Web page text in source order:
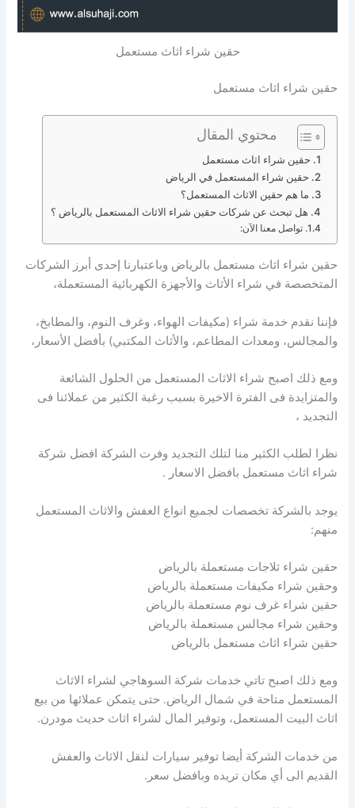
حقين شراء اثاث مستعمل
حقين شراء اثاث مستعمل
محتوي المقال
حقين شراء اثاث مستعمل
حقين شراء المستعمل في الرياض
ما هم حقين الاثاث المستعمل؟
هل تبحث عن شركات حقين شراء الاثاث المستعمل بالرياض ؟
تواصل معنا الآن:
حقين شراء اثاث مستعمل بالرياض وباعتبارنا إحدى أبرز الشركات
المتخصصة في شراء الأثاث والأجهزة الكهربائية المستعملة،
فإننا نقدم خدمة شراء (مكيفات الهواء، وغرف النوم، والمطابخ،
والمجالس، ومعدات المطاعم، والأثاث المكتبي) بأفضل الأسعار،
ومع ذلك اصبح شراء الاثاث المستعمل من الحلول الشائعة
والمتزايدة فى الفترة الاخيرة بسبب رغبة الكثير من عملائنا فى
التجديد ،
نظرا لطلب الكثير منا لتلك التجديد وفرت الشركة افضل شركة
شراء اثاث مستعمل بافضل الاسعار .
يوجد بالشركة تخصصات لجميع انواع العفش والاثاث المستعمل
منهم:
حقين شراء ثلاجات مستعملة بالرياض
وحقين شراء مكيفات مستعملة بالرياض
حقين شراء غرف نوم مستعملة بالرياض
وحقين شراء مجالس مستعملة بالرياض
حقين شراء اثاث مستعمل بالرياض
ومع ذلك اصبح تاتي خدمات شركة السوهاجي لشراء الاثاث
المستعمل متاحة في شمال الرياض. حتى يتمكن عملائها من بيع
اثاث البيت المستعمل، وتوفير المال لشراء اثاث حديث مودرن.
من خدمات الشركة أيضا توفير سيارات لنقل الاثاث والعفش
القديم الى أي مكان تريده وبافضل سعر.